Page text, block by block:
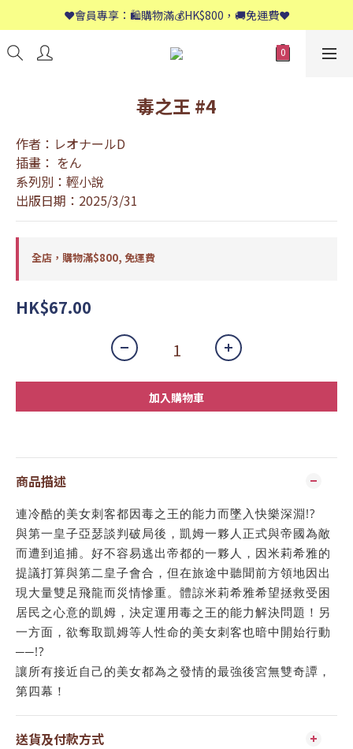
📱歡迎WhatsApp查詢：9558 8661
❤️會員專享：🛍購物滿💰HK$800，🚚免運費❤️
📱歡迎WhatsApp查詢：9558 8661
毒之王 #4
作者：レオナールD
插畫： をん
系列別：輕小說
出版日期：2025/3/31
全店，購物滿$800, 免運費
HK$67.00
加入購物車
商品描述
連冷酷的美女刺客都因毒之王的能力而墜入快樂深淵!?
與第一皇子亞瑟談判破局後，凱姆一夥人正式與帝國為敵
而遭到追捕。好不容易逃出帝都的一夥人，因米莉希雅的
提議打算與第二皇子會合，但在旅途中聽聞前方領地因出
現大量雙足飛龍而災情慘重。體諒米莉希雅希望拯救受困
居民之心意的凱姆，決定運用毒之王的能力解決問題！另
一方面，欲奪取凱姆等人性命的美女刺客也暗中開始行動
──!?
讓所有接近自己的美女都為之發情的最強後宮無雙奇譚，
第四幕！
送貨及付款方式